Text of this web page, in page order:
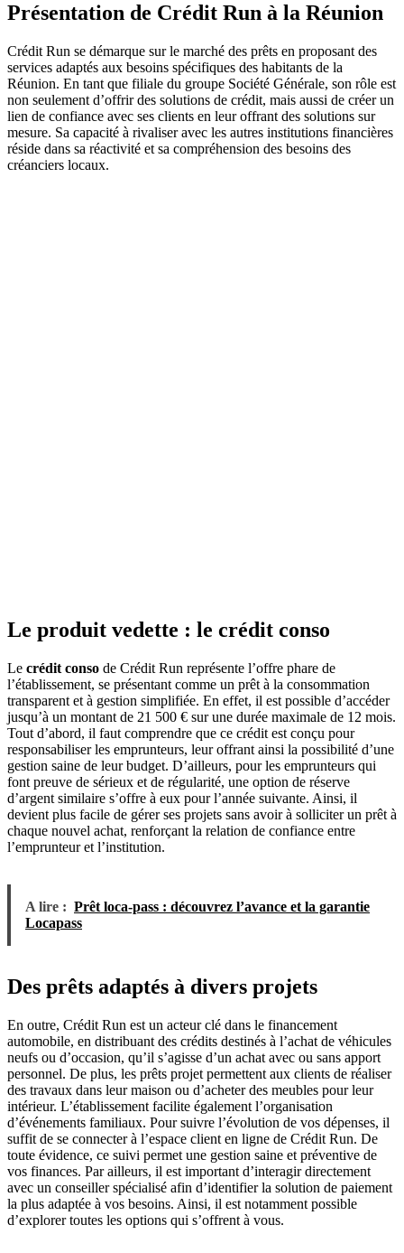
Présentation de Crédit Run à la Réunion
Crédit Run se démarque sur le marché des prêts en proposant des
services adaptés aux besoins spécifiques des habitants de la
Réunion. En tant que filiale du groupe Société Générale, son rôle est
non seulement d’offrir des solutions de crédit, mais aussi de créer un
lien de confiance avec ses clients en leur offrant des solutions sur
mesure. Sa capacité à rivaliser avec les autres institutions financières
réside dans sa réactivité et sa compréhension des besoins des
créanciers locaux.
Le produit vedette : le crédit conso
Le crédit conso de Crédit Run représente l’offre phare de
l’établissement, se présentant comme un prêt à la consommation
transparent et à gestion simplifiée. En effet, il est possible d’accéder
jusqu’à un montant de 21 500 € sur une durée maximale de 12 mois.
Tout d’abord, il faut comprendre que ce crédit est conçu pour
responsabiliser les emprunteurs, leur offrant ainsi la possibilité d’une
gestion saine de leur budget. D’ailleurs, pour les emprunteurs qui
font preuve de sérieux et de régularité, une option de réserve
d’argent similaire s’offre à eux pour l’année suivante. Ainsi, il
devient plus facile de gérer ses projets sans avoir à solliciter un prêt à
chaque nouvel achat, renforçant la relation de confiance entre
l’emprunteur et l’institution.
A lire : Prêt loca-pass : découvrez l’avance et la garantie
Locapass
Des prêts adaptés à divers projets
En outre, Crédit Run est un acteur clé dans le financement
automobile, en distribuant des crédits destinés à l’achat de véhicules
neufs ou d’occasion, qu’il s’agisse d’un achat avec ou sans apport
personnel. De plus, les prêts projet permettent aux clients de réaliser
des travaux dans leur maison ou d’acheter des meubles pour leur
intérieur. L’établissement facilite également l’organisation
d’événements familiaux. Pour suivre l’évolution de vos dépenses, il
suffit de se connecter à l’espace client en ligne de Crédit Run. De
toute évidence, ce suivi permet une gestion saine et préventive de
vos finances. Par ailleurs, il est important d’interagir directement
avec un conseiller spécialisé afin d’identifier la solution de paiement
la plus adaptée à vos besoins. Ainsi, il est notamment possible
d’explorer toutes les options qui s’offrent à vous.